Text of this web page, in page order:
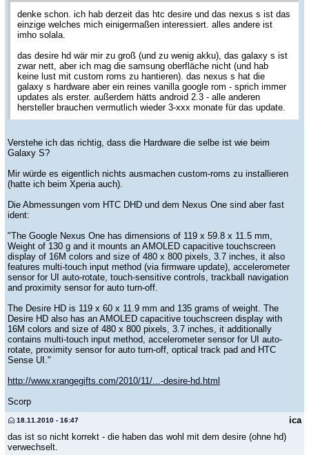
denke schon. ich hab derzeit das htc desire und das nexus s ist das
einzige welches mich einigermaßen interessiert. alles andere ist
imho solala.
das desire hd wär mir zu groß (und zu wenig akku), das galaxy s ist
zwar nett, aber ich mag die samsung oberfläche nicht (und hab
keine lust mit custom roms zu hantieren). das nexus s hat die
galaxy s hardware aber ein reines vanilla google rom - sprich immer
updates als erster. außerdem hätts android 2.3 - alle anderen
hersteller brauchen vermutlich wieder 3-xxx monate für das update.
Verstehe ich das richtig, dass die Hardware die selbe ist wie beim
Galaxy S?
Mir würde es eigentlich nichts ausmachen custom-roms zu installieren
(hatte ich beim Xperia auch).
Die Abmessungen vom HTC DHD und dem Nexus One sind aber fast
ident:
"The Google Nexus One has dimensions of 119 x 59.8 x 11.5 mm,
Weight of 130 g and it mounts an AMOLED capacitive touchscreen
display of 16M colors and size of 480 x 800 pixels, 3.7 inches, it also
features multi-touch input method (via firmware update), accelerometer
sensor for UI auto-rotate, touch-sensitive controls, trackball navigation
and proximity sensor for auto turn-off.
The Desire HD is 119 x 60 x 11.9 mm and 135 grams of weight. The
Desire HD also has an AMOLED capacitive touchscreen display with
16M colors and size of 480 x 800 pixels, 3.7 inches, it additionally
contains multi-touch input method, accelerometer sensor for UI auto-
rotate, proximity sensor for auto turn-off, optical track pad and HTC
Sense UI."
http://www.xrangegifts.com/2010/11/...-desire-hd.html
Scorp
ica
18.11.2010 - 16:47
das ist so nicht korrekt - die haben das wohl mit dem desire (ohne hd)
verwechselt.